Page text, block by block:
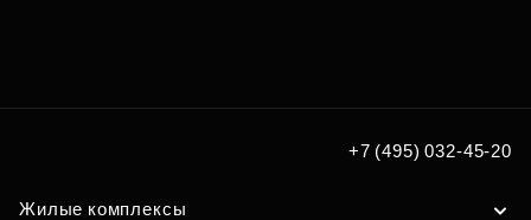
+7 (495) 032-45-20
Жилые комплексы